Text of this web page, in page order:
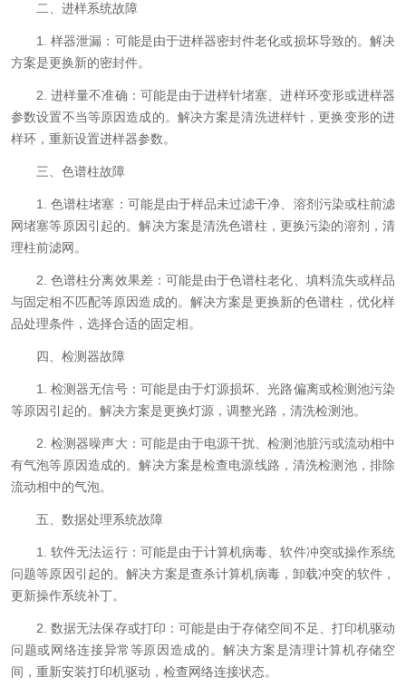
二、进样系统故障
1. 样器泄漏：可能是由于进样器密封件老化或损坏导致的。解决
方案是更换新的密封件。
2. 进样量不准确：可能是由于进样针堵塞、进样环变形或进样器
参数设置不当等原因造成的。解决方案是清洗进样针，更换变形的进
样环，重新设置进样器参数。
三、色谱柱故障
1. 色谱柱堵塞：可能是由于样品未过滤干净、溶剂污染或柱前滤
网堵塞等原因引起的。解决方案是清洗色谱柱，更换污染的溶剂，清
理柱前滤网。
2. 色谱柱分离效果差：可能是由于色谱柱老化、填料流失或样品
与固定相不匹配等原因造成的。解决方案是更换新的色谱柱，优化样
品处理条件，选择合适的固定相。
四、检测器故障
1. 检测器无信号：可能是由于灯源损坏、光路偏离或检测池污染
等原因引起的。解决方案是更换灯源，调整光路，清洗检测池。
2. 检测器噪声大：可能是由于电源干扰、检测池脏污或流动相中
有气泡等原因造成的。解决方案是检查电源线路，清洗检测池，排除
流动相中的气泡。
五、数据处理系统故障
1. 软件无法运行：可能是由于计算机病毒、软件冲突或操作系统
问题等原因引起的。解决方案是查杀计算机病毒，卸载冲突的软件，
更新操作系统补丁。
2. 数据无法保存或打印：可能是由于存储空间不足、打印机驱动
问题或网络连接异常等原因造成的。解决方案是清理计算机存储空
间，重新安装打印机驱动，检查网络连接状态。